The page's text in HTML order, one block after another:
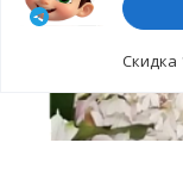
Cкидка